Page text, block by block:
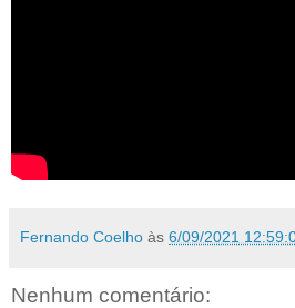
Fernando Coelho às 6/09/2021
Nenhum comentário: